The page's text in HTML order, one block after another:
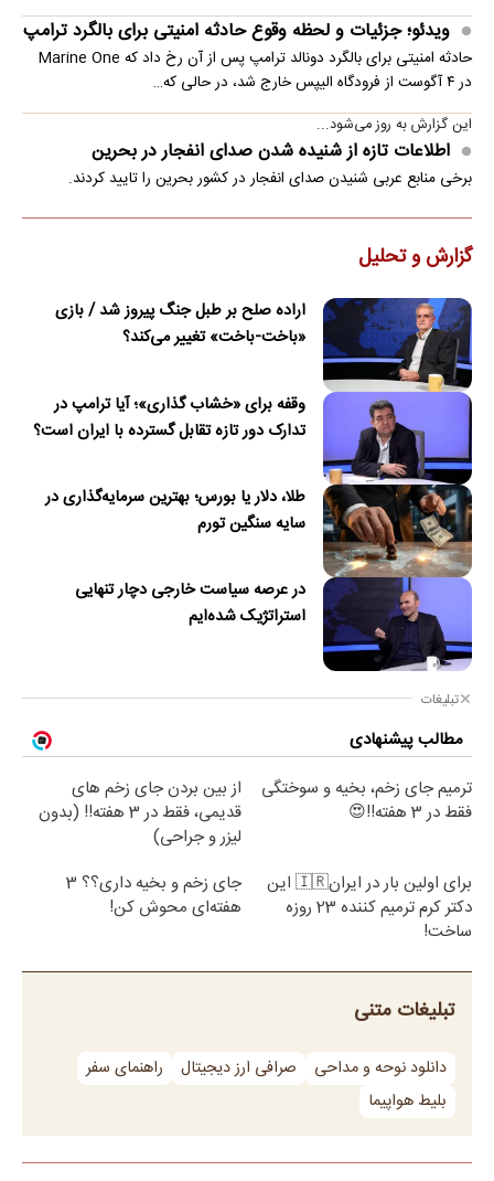
ویدئو؛ جزئیات و لحظه وقوع حادثه امنیتی برای بالگرد ترامپ
حادثه امنیتی برای بالگرد دونالد ترامپ پس از آن رخ داد که Marine One
در ۴ آگوست از فرودگاه الیپس خارج شد، در حالی که…
این گزارش به روز می‌شود...
اطلاعات تازه از شنیده شدن صدای انفجار در بحرین
برخی منابع عربی شنیدن صدای انفجار در کشور بحرین را تایید کردند.
گزارش و تحلیل
اراده صلح بر طبل جنگ پیروز شد / بازی
«باخت-باخت» تغییر می‌کند؟
وقفه برای «خشاب گذاری»؛ آیا ترامپ در
تدارک دور تازه تقابل گسترده با ایران است؟
طلا، دلار یا بورس؛ بهترین سرمایه‌گذاری در
سایه سنگین تورم
در عرصه سیاست خارجی دچار تنهایی
استراتژیک شده‌ایم
تبلیغات
مطالب پیشنهادی
ترمیم جای زخم، بخیه و سوختگی
فقط در 3 هفته!!😍
از بین بردن جای زخم های
قدیمی، فقط در 3 هفته!! (بدون
لیزر و جراحی)
برای اولین بار در ایران🇮🇷 این
دکتر کرم ترمیم کننده 23 روزه
ساخت!
جای زخم و بخیه داری؟؟ 3
هفته‌ای محوش کن!
تبلیغات متنی
دانلود نوحه و مداحی صرافی ارز دیجیتال
راهنمای سفر
بلیط هواپیما